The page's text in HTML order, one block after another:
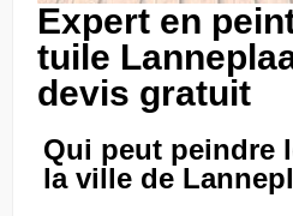
Expert en
tuile
devis gratuit
Qui peut peindre
la ville de